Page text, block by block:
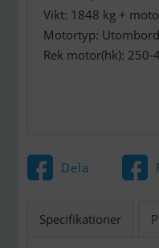
Vikt: 1848 kg +
Motortyp:
Rek motor(hk): 250-
Dela
Specifikationer